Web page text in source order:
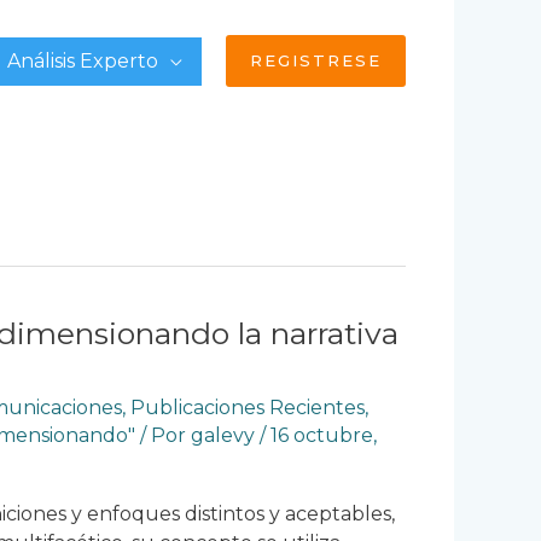
Análisis Experto REGISTRESE
la narrativa
, Publicaciones Recientes,
/ Por galevy /16 octubre,
y enfoques distintos y aceptables,